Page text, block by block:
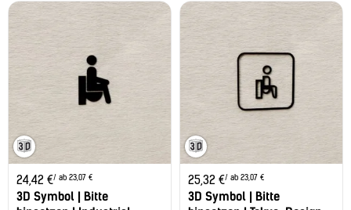
24,42 €/ ab 23,07 €
3D Symbol | Bitte
25,32 €/ ab 23,07 €
3D Symbol | Bitte